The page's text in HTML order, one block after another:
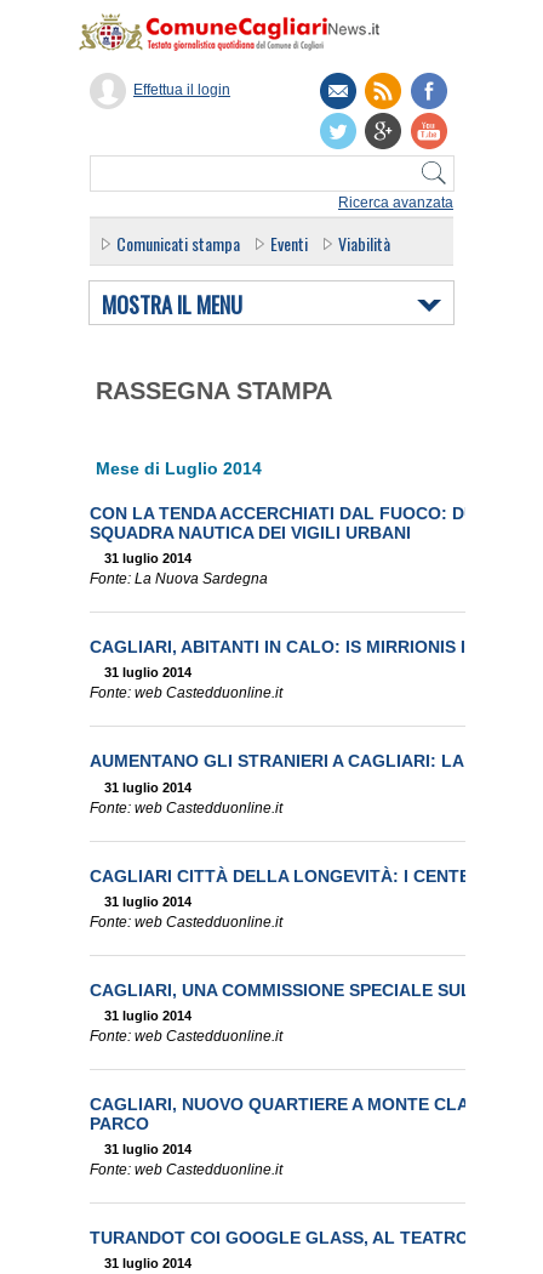
Ricerca avanzata
Effettua il login
Comunicati stampa Eventi Viabilità
MOSTRA IL MENU
RASSEGNA STAMPA
Mese di Luglio 2014
CON LA TENDA ACCERCHIATI DAL FUOCO: DUE
SQUADRA NAUTICA DEI VIGILI URBANI
31 luglio 2014
Fonte: La Nuova Sardegna
CAGLIARI, ABITANTI IN CALO: IS MIRRIONIS IL
31 luglio 2014
Fonte: web Castedduonline.it
AUMENTANO GLI STRANIERI A CAGLIARI: LA
31 luglio 2014
Fonte: web Castedduonline.it
CAGLIARI CITTÀ DELLA LONGEVITÀ: I CENTENARI
31 luglio 2014
Fonte: web Castedduonline.it
CAGLIARI, UNA COMMISSIONE SPECIALE SULLA
31 luglio 2014
Fonte: web Castedduonline.it
CAGLIARI, NUOVO QUARTIERE A MONTE CLARO:
PARCO
31 luglio 2014
Fonte: web Castedduonline.it
TURANDOT COI GOOGLE GLASS, AL TEATRO LIRICA
31 luglio 2014